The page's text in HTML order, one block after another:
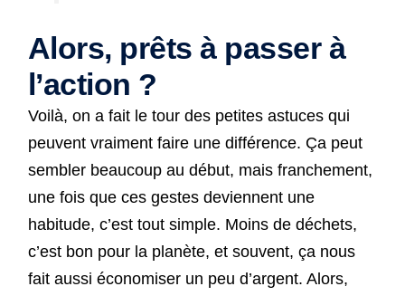
Alors, prêts à passer à
l’action ?
Voilà, on a fait le tour des petites astuces qui
peuvent vraiment faire une différence. Ça peut
sembler beaucoup au début, mais franchement,
une fois que ces gestes deviennent une
habitude, c’est tout simple. Moins de déchets,
c’est bon pour la planète, et souvent, ça nous
fait aussi économiser un peu d’argent. Alors,